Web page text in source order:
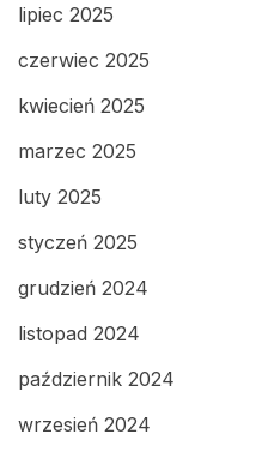
lipiec 2025
czerwiec 2025
kwiecień 2025
marzec 2025
luty 2025
styczeń 2025
grudzień 2024
listopad 2024
październik 2024
wrzesień 2024